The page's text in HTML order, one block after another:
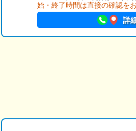
始・終了時間は直接の確認を
詳